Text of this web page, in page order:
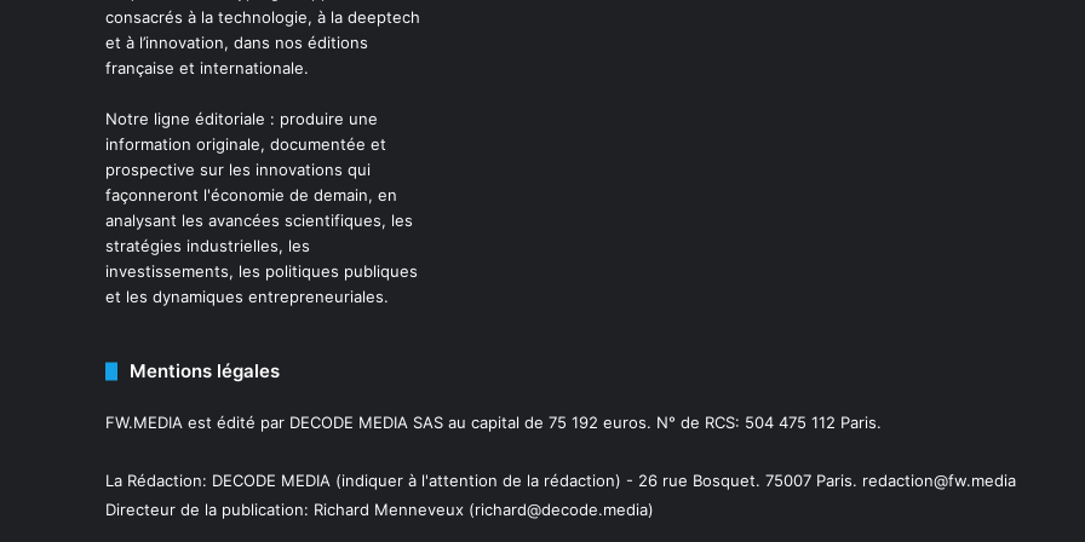
consacrés à la technologie, à la deeptech
et à l’innovation, dans nos éditions
française et internationale.
Notre ligne éditoriale : produire une
information originale, documentée et
prospective sur les innovations qui
façonneront l'économie de demain, en
analysant les avancées scientifiques, les
stratégies industrielles, les
investissements, les politiques publiques
et les dynamiques entrepreneuriales.
Mentions légales
FW.MEDIA est édité par DECODE MEDIA SAS au capital de 75 192 euros. N° de RCS: 504 475 112 Paris.
La Rédaction: DECODE MEDIA (indiquer à l'attention de la rédaction) - 26 rue Bosquet. 75007 Paris. redaction@fw.media
Directeur de la publication: Richard Menneveux (richard@decode.media)